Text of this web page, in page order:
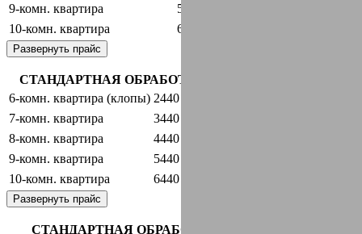
9-комн. квартира 5440 руб.
10-комн. квартира 6440 руб.
Развернуть прайс
СТАНДАРТНАЯ ОБРАБОТКА + ГАРАНТИЯ
6-комн. квартира (клопы) 2440 руб.
7-комн. квартира 3440 руб.
8-комн. квартира 4440 руб.
9-комн. квартира 5440 руб.
10-комн. квартира 6440 руб.
Развернуть прайс
СТАНДАРТНАЯ ОБРАБОТКА + ГАРАНТИЯ